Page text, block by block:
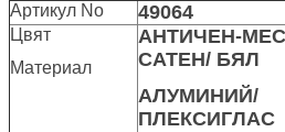
Артикул No 49064
Цвят
Материал
АНТИЧЕН-
САТЕН/ БЯЛ
АЛУМИНИЙ/
ПЛЕКСИГЛАС